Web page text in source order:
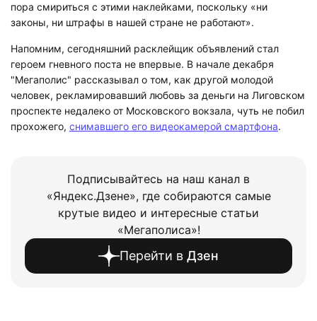
пора смириться с этими наклейками, поскольку «ни
законы, ни штрафы в нашей стране не работают».
Напомним, сегодняшний расклейщик объявлений стал
героем гневного поста не впервые. В начале декабря
"Мегаполис" рассказывал о том, как другой молодой
человек, рекламировавший любовь за деньги на Лиговском
проспекте недалеко от Московского вокзала, чуть не побил
прохожего, снимавшего его видеокамерой смартфона.
Подписывайтесь на наш канал в
«Яндекс.Дзене», где собираются самые
крутые видео и интересные статьи
«Мегаполиса»!
Перейти в Дзен